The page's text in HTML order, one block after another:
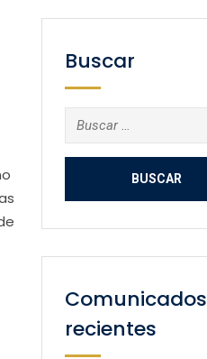
Buscar
Buscar:
Comunicados
recientes